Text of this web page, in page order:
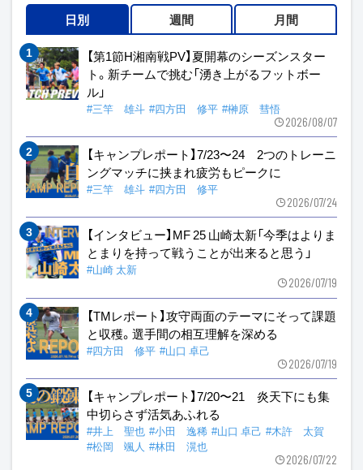
日別 週間 月間
【第1節H湘南戦PV】夏開幕のシーズンスター
ト。新チームで挑む「湧き上がるフットボー
ル」
#三竿 雄斗 #四方田 修平 #榊原 彗悟
2026/08/07
【キャンプレポート】7/23〜24 2つのトレーニ
ングマッチに挟まれ疲労もピークに
#三竿 雄斗 #四方田 修平
2026/07/24
【インタビュー】MF 25 山崎太新「今季はよりま
とまりを持って戦うことが出来ると思う」
#山崎 太新
2026/07/19
【TMレポート】攻守両面のテーマにそって課題
と収穫。選手間の相互理解を深める
#四方田 修平 #山口 卓己
2026/07/19
【キャンプレポート】7/20〜21 炎天下にも集
中切らさず活気あふれる
#井上 聖也 #小田 逸稀 #山口 卓己 #木許 太賀
#松岡 颯人 #林田 滉也
2026/07/22